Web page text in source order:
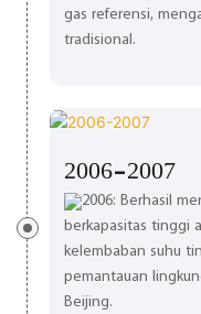
gas referensi,
tradisional.
2006-2007
2006: Berhasil
berkapasitas tinggi
kelembaban suhu
pemantauan
Beijing.